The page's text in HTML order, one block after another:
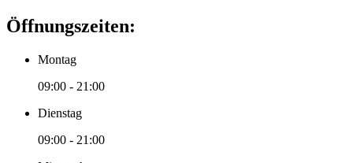
Öffnungszeiten:
Montag
09:00 - 21:00
Dienstag
09:00 - 21:00